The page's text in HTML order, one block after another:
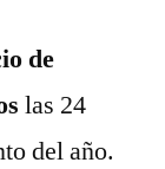
de
las 24
del año.